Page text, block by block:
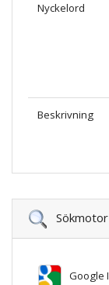
Nyckelord
Beskrivning
Google